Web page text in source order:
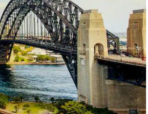
en omlaag, óf door te tikken of swipen.